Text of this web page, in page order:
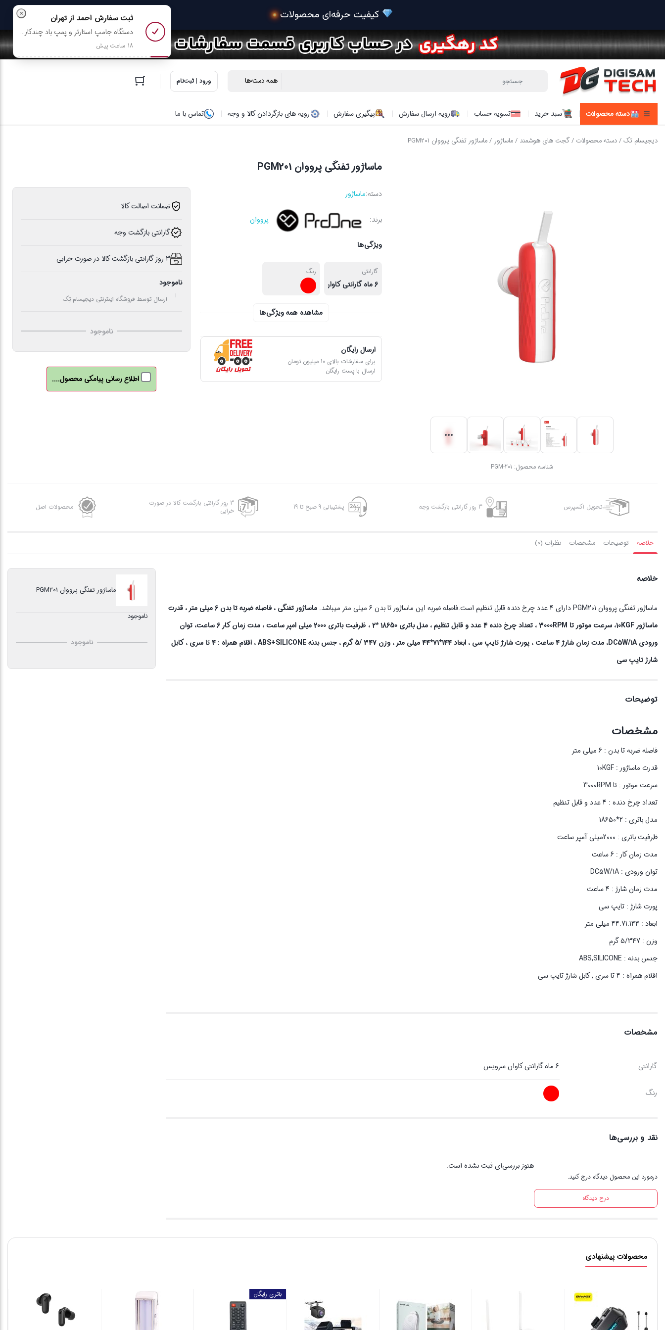
ورود | ثبت‌نام
دسته محصولات سبد خرید تسویه حساب رویه ارسال سفارش پیگیری سفارش رویه های بازگردادن کالا و وجه تماس با ما
دیجیسام تک/دسته محصولات /گجت های هوشمند /ماساژور / ماساژور تفنگی پرووان PGM201
شناسه محصول: PGM-201
ماساژور تفنگی پرووان PGM201
دسته:ماساژور
برند: پرووان
ویژگی‌ها
گارانتی
6 ماه گارانتی کاوان سرویس
رنگ
مشاهده همه ویژگی‌ها
ارسال رایگان
برای سفارشات بالای 10 میلیون تومان
ارسال با پست رایگان
ضمانت اصالت کالا
گارانتی بازگشت وجه
3 روز گارانتی بازگشت کالا در صورت خرابی
ناموجود
ارسال توسط فروشگاه اینترنتی دیجیسام تِک
ناموجود
اطلاع رسانی پیامکی محصول....
تحویل اکسپرس 3 روز گارانتی بازگشت وجه پشتیبانی 9 صبح تا 19
3 روز گارانتی بازگشت کالا در صورت
خرابی
محصولات اصل
خلاصه توضیحات مشخصات نظرات (0)
خلاصه
ماساژور تفنگی پرووان PGM201 دارای 4 عدد چرخ دنده قابل تنظیم است.فاصله ضربه این ماساژور تا بدن 6 میلی متر میباشد. ماساژور تفنگی ، فاصله ضربه تا بدن
6 میلی متر ، قدرت
ماساژور10KGF، سرعت موتور تا 3000RPM ، تعداد چرخ دنده 4 عدد و قابل تنظیم ، مدل باتری 18650 *2 ، ظرفیت باتری
2000 میلی امپر ساعت ، مدت زمان کار 6 ساعت، توان
ورودی
DC5W/1A ، مدت زمان شارژ4 ساعت ، پورت شارژ تایپ سی ، ابعاد 144*71*44 میلی متر ، وزن 347 /5 گرم ، جنس بدنه ABS+SILICONE ، اقلام همراه :
4 تا سری ، کابل
شارژ تایپ سی
توضیحات
مشخصات
فاصله ضربه تا بدن : 6 میلی متر
قدرت ماساژور : 10KGF
سرعت موتور : تا 3000RPM
تعداد چرخ دنده : 4 عدد و قابل تنظیم
مدل باتری : 2*18650
ظرفیت باتری : 2000میلی آمپر ساعت
مدت زمان کار : 6 ساعت
توان ورودی : DC5W/1A
مدت زمان شارژ : 4 ساعت
پورت شارژ : تایپ سی
ابعاد : 44.71.144 میلی متر
وزن : 5/347 گرم
جنس بدنه : ABS,SILICONE
اقلام همراه : 4 تا سری , کابل شارژ تایپ سی
مشخصات
گارانتی 6 ماه گارانتی کاوان سرویس
رنگ
نقد و بررسی‌ها
درمورد این محصول دیدگاه درج کنید.
درج دیدگاه
هنوز بررسی‌ای ثبت نشده است.
ماساژور تفنگی پرووان PGM201
ناموجود
ناموجود
محصولات پیشنهادی
باتری رایگان
کیفیت حرفه‌ای محصولات × ثبت سفارش احمد از تهران
دستگاه جامپ استارتر و پمپ باد چندکاره خودرو پورودو مدل PDPBFCH091BKGR رو خرید کرد